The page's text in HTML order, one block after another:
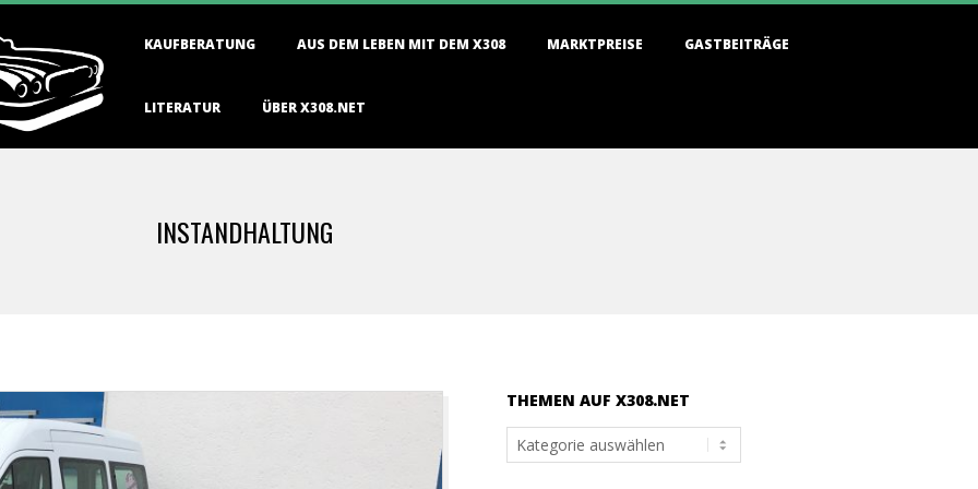
KAUFBERATUNG AUS DEM LEBEN MIT DEM X308 MARKTPREISE GASTBEITRÄGE
LITERATUR ÜBER X308.NET
INSTANDHALTUNG
THEMEN AUF X308.NET
Themen
auf